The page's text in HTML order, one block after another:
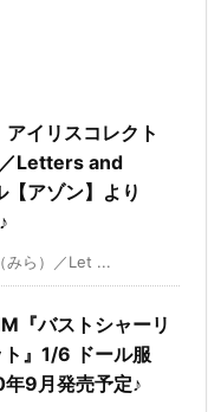
イリスコレクト
Letters and
アゾン】より
みら）／Let ...
『バストシャーリ
』1/6 ドール服
年9月発売予定♪